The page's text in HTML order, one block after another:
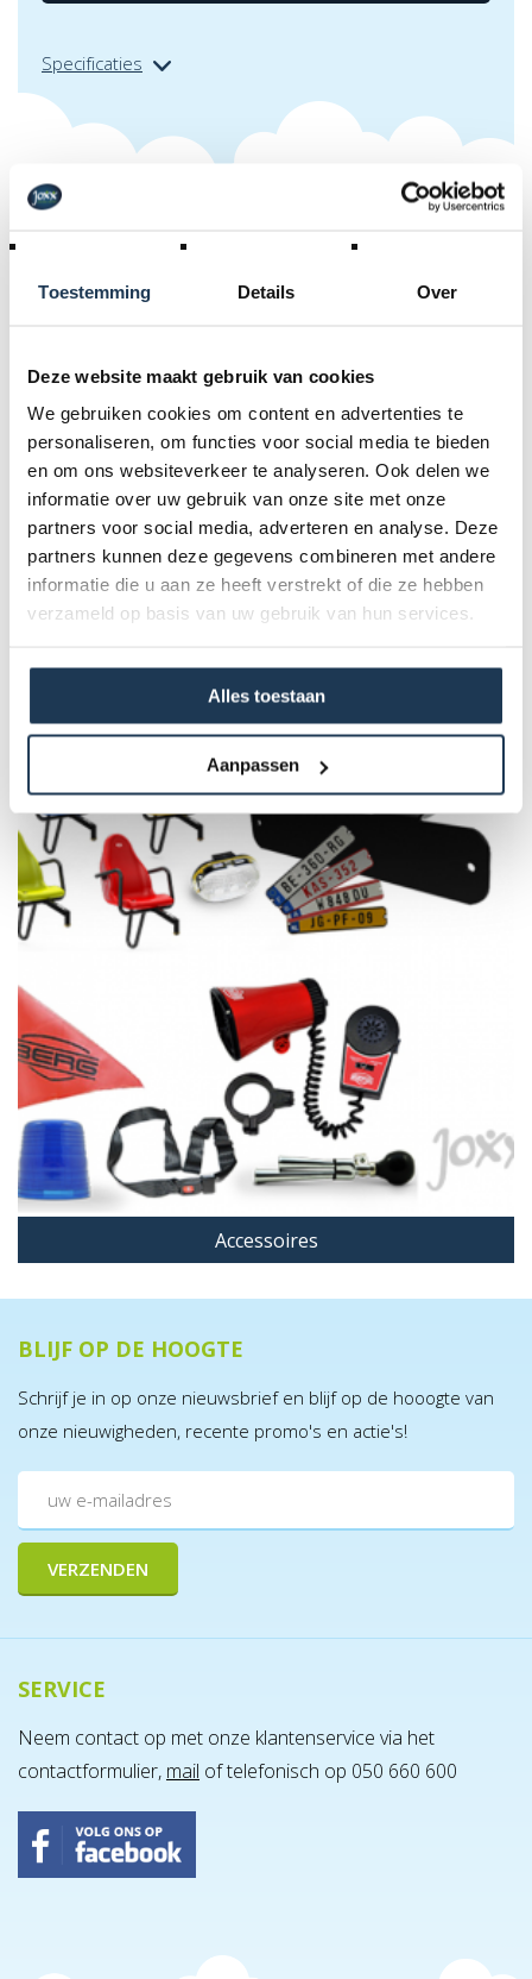
Toestemming Details Over
Deze website maakt gebruik van cookies
We gebruiken cookies om content en advertenties te
personaliseren, om functies voor social media te bieden
en om ons websiteverkeer te analyseren. Ook delen we
informatie over uw gebruik van onze site met onze
partners voor social media, adverteren en analyse. Deze
partners kunnen deze gegevens combineren met andere
informatie die u aan ze heeft verstrekt of die ze hebben
verzameld op basis van uw gebruik van hun services.
Alles toestaan
Aanpassen
Specificaties
Extra info over berg comfort seat
hun rit nog comfortabeler maken.
Specificaties
Afmetingen (l x b x h):
26 x 51 x 26
Dit product behoort tot de
volgende categorie(ën)
Accessoires
BLIJF OP DE HOOGTE
Schrijf je in op onze nieuwsbrief en blijf op de hooogte van
onze nieuwigheden, recente promo's en actie's!
SERVICE
Neem contact op met onze klantenservice via het
contactformulier, mail of telefonisch op 050 660 600